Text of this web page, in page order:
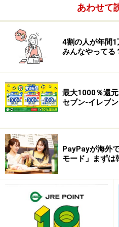
コナカでは、コナカ
ポイントをスイカ・
次に、紳士服のコナカで２万
も使えます。通常はコナカ
現金を支払って終わりです
うに買い物をします（ただし
カードが必要です）。
1.まず手持ちのビューカー
万円をチャージする。する
あわせて
4割の人が年間1
みんなやってる
最大1000％還元
セブン-イレブ
PayPayが海外
モード」まずは